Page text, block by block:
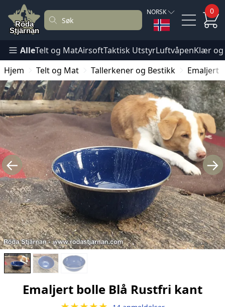
NORSK 0
AlleTelt og MatAirsoftTaktisk UtstyrLuftvåpenKlær
Hjem
Telt og Mat Tallerkener og Bestikk Emaljert
← →
Emaljert bolle Blå Rustfri kant